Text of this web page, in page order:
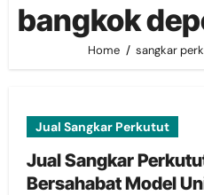
bangkok
Home sangkar
Jual Sangkar Perkutut
Jual Sangkar
Bersahabat Model